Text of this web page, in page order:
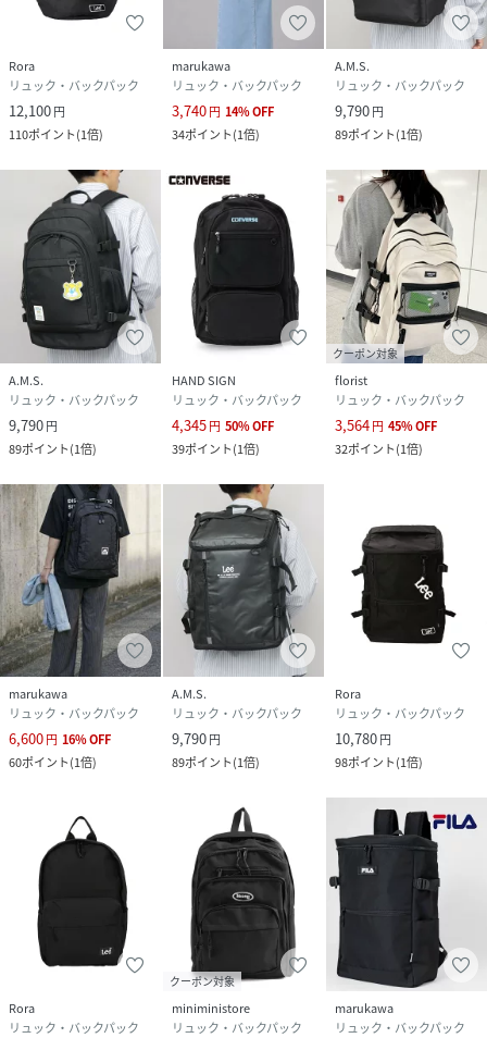
時代と共に変化し続けるファッションのトレンドを切り取
り､プチプライスでクオリティの高いアイテムを展開｡
ベーシックにトレンドを取り入れ､感度の高いネオ･スタンダ
ードスタイルを提案するセレクトショップです｡"
性別タイプ ユニセックス
原産国
素材 ポリエステル
サイズ
品番
MH2986_774
774-784-0006-17-50 MH2986)
Rora
リュック・バックパック
12,100円
110ポイント(1倍)
marukawa
リュック・バックパック
3,740円 14%OFF
34ポイント(1倍)
A.M.S.
リュック・バックパック
9,790円
89ポイント(1倍)
A.M.S.
リュック・バックパック
9,790円
89ポイント(1倍)
HAND SIGN
リュック・バックパック
4,345円 50%OFF
39ポイント(1倍)
クーポン対象
florist
リュック・バックパック
3,564円 45%OFF
32ポイント(1倍)
marukawa
リュック・バックパック
6,600円 16%OFF
60ポイント(1倍)
A.M.S.
リュック・バックパック
9,790円
89ポイント(1倍)
Rora
リュック・バックパック
10,780円
98ポイント(1倍)
Rora
リュック・バックパック
クーポン対象
miniministore
リュック・バックパック
marukawa
リュック・バックパック